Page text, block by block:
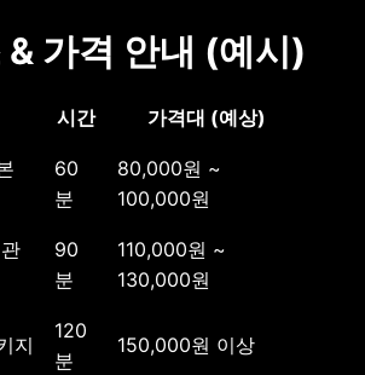
가격 안내 (예시)
시간 가격대 (예상)
60
분
80,000원 ~
100,000원
90
분
110,000원 ~
130,000원
지
120
분
150,000원 이상